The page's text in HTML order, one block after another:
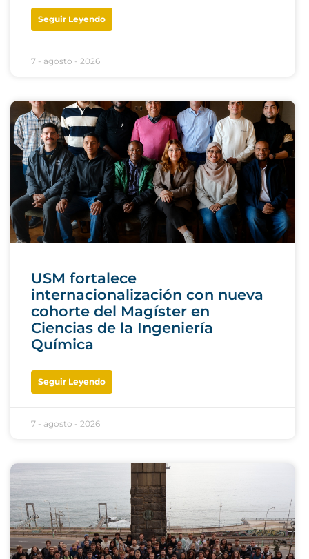
Seguir Leyendo
7 - agosto - 2026
USM fortalece
internacionalización con nueva
cohorte del Magíster en
Ciencias de la Ingeniería
Química
Seguir Leyendo
7 - agosto - 2026